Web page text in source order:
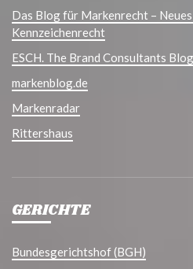
Das Blog für Markenrecht –
Kennzeichenrecht
ESCH. The Brand Consultants Blog
markenblog.de
Markenradar
Rittershaus
GERICHTE
Bundesgerichtshof (BGH)